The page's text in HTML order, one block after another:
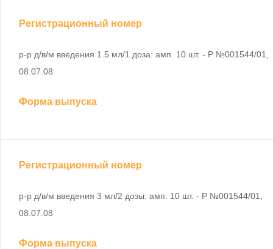
Регистрационный номер
р-р д/в/м введения 1.5 мл/1 доза: амп. 10 шт. - Р №001544/01,
08.07.08
Форма выпуска
Регистрационный номер
р-р д/в/м введения 3 мл/2 дозы: амп. 10 шт. - Р №001544/01,
08.07.08
Форма выпуска